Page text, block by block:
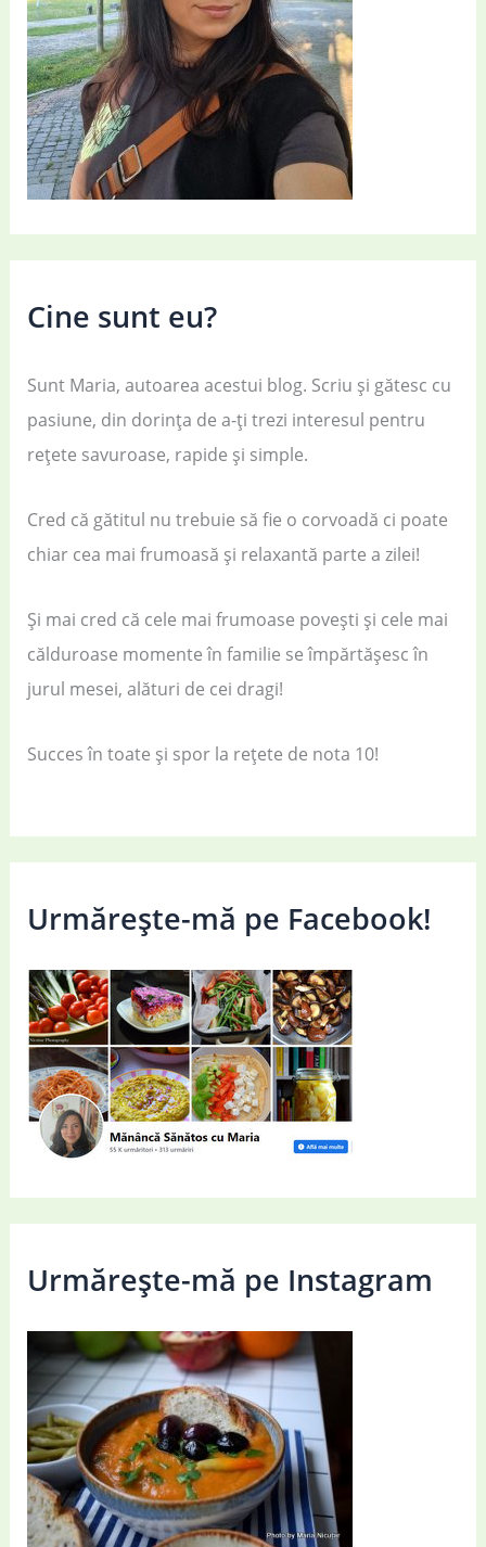
Cine sunt eu?
Sunt Maria, autoarea acestui blog. Scriu și gătesc cu
pasiune, din dorința de a-ți trezi interesul pentru
rețete savuroase, rapide și simple.
Cred că gătitul nu trebuie să fie o corvoadă ci poate
chiar cea mai frumoasă și relaxantă parte a zilei!
Și mai cred că cele mai frumoase povești și cele mai
călduroase momente în familie se împărtășesc în
jurul mesei, alături de cei dragi!
Succes în toate și spor la rețete de nota 10!
Urmărește-mă pe Facebook!
Urmărește-mă pe Instagram